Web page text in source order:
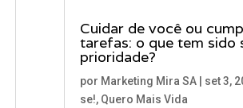
Cuidar de você ou
tarefas: o que tem sido
prioridade?
por Marketing Mira SA| set 3,
se!, Quero Mais Vida